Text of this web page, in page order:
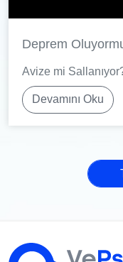
Deprem
Avize mi
Devamını Oku